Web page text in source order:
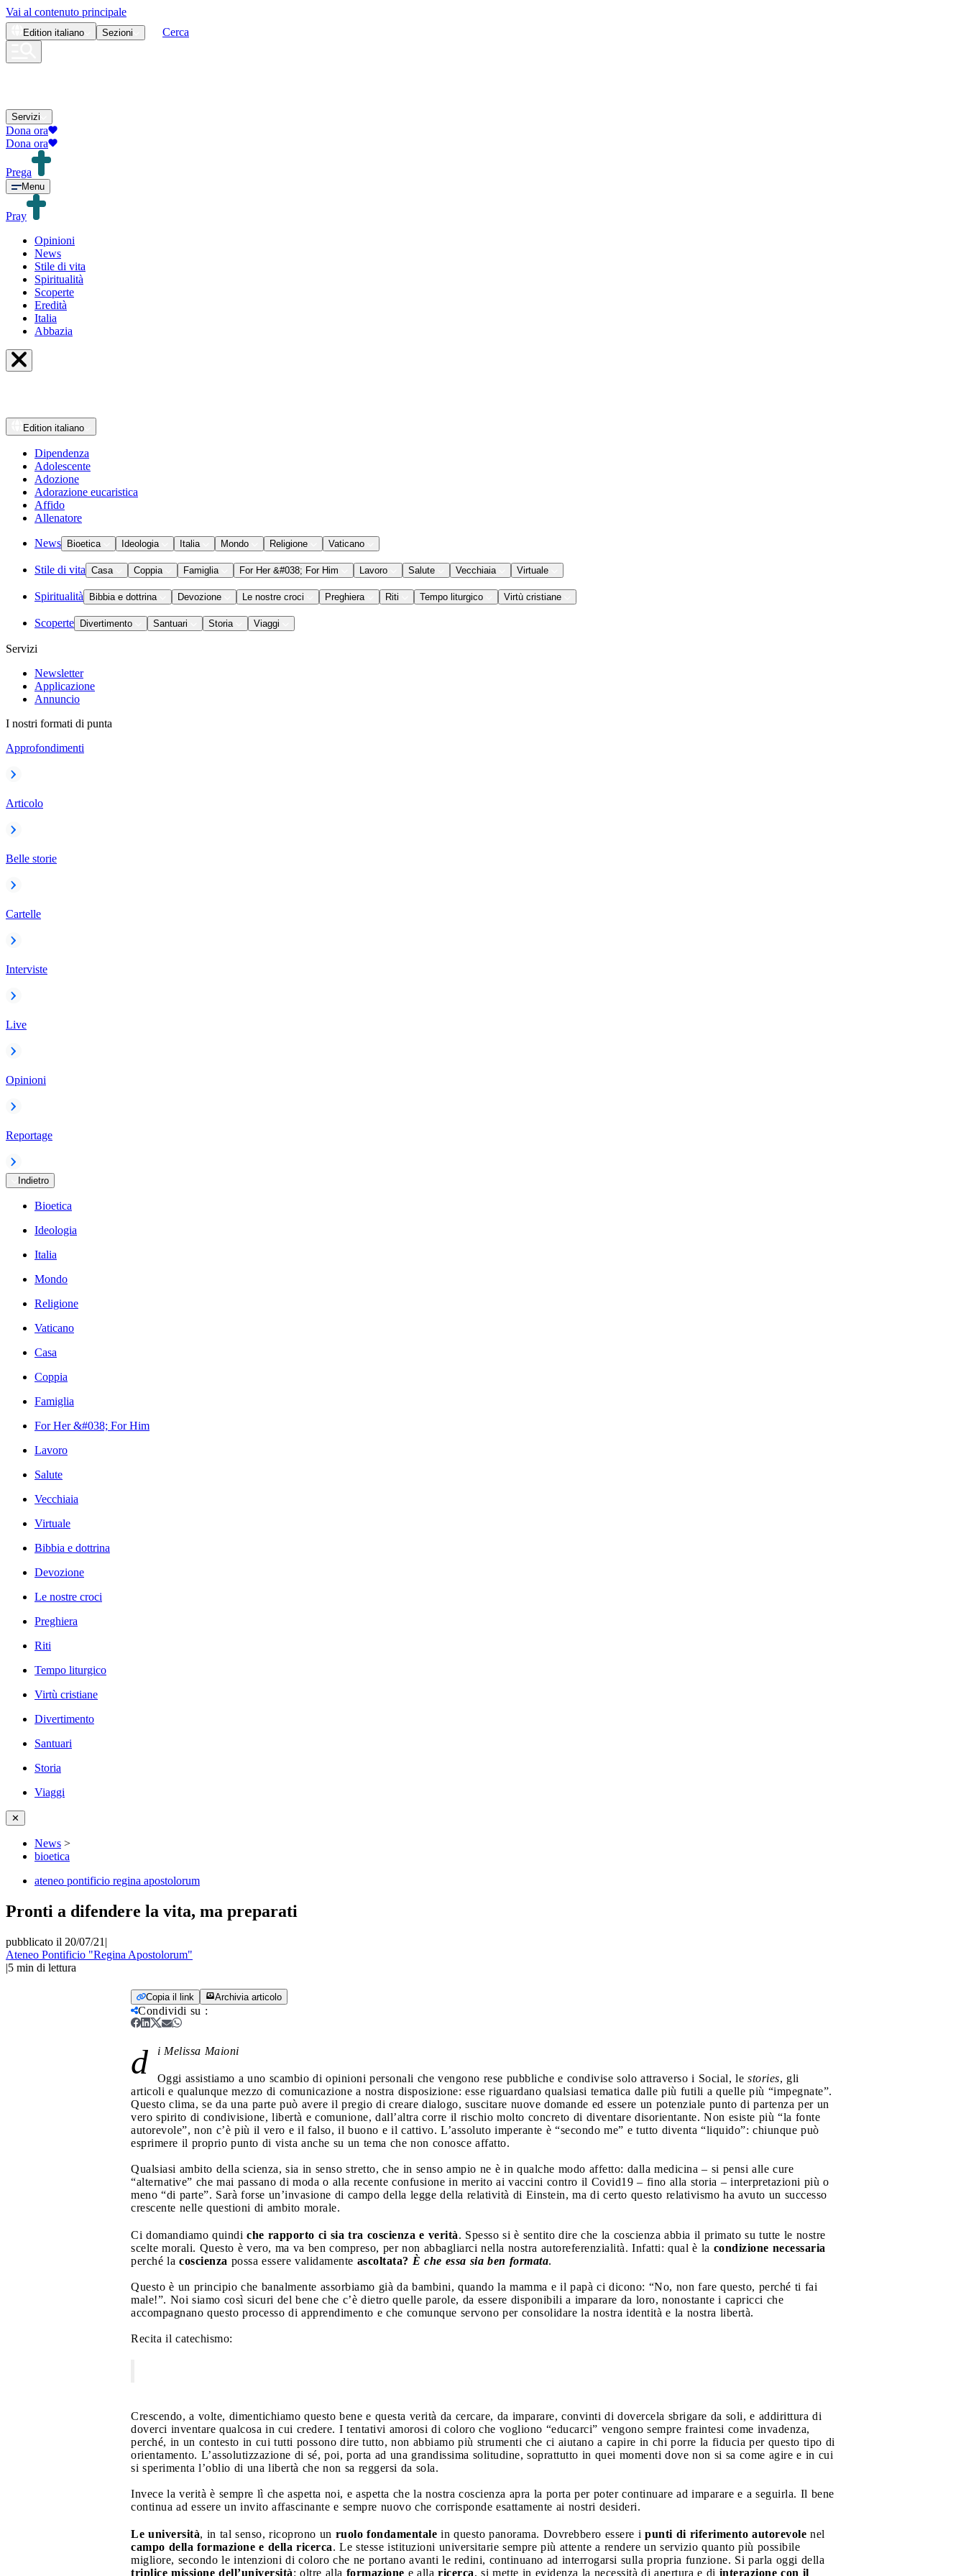
Vai al contenuto principale
Edition italiano Sezioni Cerca
Servizi
Dona ora
Dona ora
Prega
Menu
Pray
Opinioni
News
Stile di vita
Spiritualità
Scoperte
Eredità
Italia
Abbazia
Edition italiano
Dipendenza
Adolescente
Adozione
Adorazione eucaristica
Affido
Allenatore
News Bioetica Ideologia Italia Mondo Religione Vaticano
Stile di vita Casa Coppia Famiglia For Her &#038; For Him Lavoro Salute Vecchiaia Virtuale
Spiritualità Bibbia e dottrina Devozione Le nostre croci Preghiera Riti Tempo liturgico Virtù cristiane
Scoperte Divertimento Santuari Storia Viaggi
Servizi
Newsletter
Applicazione
Annuncio
I nostri formati di punta
Approfondimenti
Articolo
Belle storie
Cartelle
Interviste
Live
Opinioni
Reportage
Indietro
Bioetica
Ideologia
Italia
Mondo
Religione
Vaticano
Casa
Coppia
Famiglia
For Her &#038; For Him
Lavoro
Salute
Vecchiaia
Virtuale
Bibbia e dottrina
Devozione
Le nostre croci
Preghiera
Riti
Tempo liturgico
Virtù cristiane
Divertimento
Santuari
Storia
Viaggi
✕
News >
bioetica
ateneo pontificio regina apostolorum
Pronti a difendere la vita, ma preparati
pubblicato il 20/07/21 |
Ateneo Pontificio "Regina Apostolorum"
|5 min di lettura
Copia il link Archivia articolo
Condividi su :
d i Melissa Maioni
Oggi assistiamo a uno scambio di opinioni personali che vengono rese pubbliche e condivise solo attraverso i Social, le stories, gli
articoli e qualunque mezzo di comunicazione a nostra disposizione: esse riguardano qualsiasi tematica dalle più futili a quelle più “impegnate”.
Questo clima, se da una parte può avere il pregio di creare dialogo, suscitare nuove domande ed essere un potenziale punto di partenza per un
vero spirito di condivisione, libertà e comunione, dall’altra corre il rischio molto concreto di diventare disorientante. Non esiste più “la fonte
autorevole”, non c’è più il vero e il falso, il buono e il cattivo. L’assoluto imperante è “secondo me” e tutto diventa “liquido”: chiunque può
esprimere il proprio punto di vista anche su un tema che non conosce affatto.
Qualsiasi ambito della scienza, sia in senso stretto, che in senso ampio ne è in qualche modo affetto: dalla medicina – si pensi alle cure
“alternative” che mai passano di moda o alla recente confusione in merito ai vaccini contro il Covid19 – fino alla storia – interpretazioni più o
meno “di parte”. Sarà forse un’invasione di campo della legge della relatività di Einstein, ma di certo questo relativismo ha avuto un successo
crescente nelle questioni di ambito morale.
Ci domandiamo quindi che rapporto ci sia tra coscienza e verità. Spesso si è sentito dire che la coscienza abbia il primato su tutte le nostre
scelte morali. Questo è vero, ma va ben compreso, per non abbagliarci nella nostra autoreferenzialità. Infatti: qual è la condizione necessaria
perché la coscienza possa essere validamente ascoltata? È che essa sia ben formata.
Questo è un principio che banalmente assorbiamo già da bambini, quando la mamma e il papà ci dicono: “No, non fare questo, perché ti fai
male!”. Noi siamo così sicuri del bene che c’è dietro quelle parole, da essere disponibili a imparare da loro, nonostante i capricci che
accompagnano questo processo di apprendimento e che comunque servono per consolidare la nostra identità e la nostra libertà.
Recita il catechismo:
Crescendo, a volte, dimentichiamo questo bene e questa verità da cercare, da imparare, convinti di dovercela sbrigare da soli, e addirittura di
doverci inventare qualcosa in cui credere. I tentativi amorosi di coloro che vogliono “educarci” vengono sempre fraintesi come invadenza,
perché, in un contesto in cui tutti possono dire tutto, non abbiamo più strumenti che ci aiutano a capire in chi porre la fiducia per questo tipo di
orientamento. L’assolutizzazione di sé, poi, porta ad una grandissima solitudine, soprattutto in quei momenti dove non si sa come agire e in cui
si sperimenta l’oblio di una libertà che non sa reggersi da sola.
Invece la verità è sempre lì che aspetta noi, e aspetta che la nostra coscienza apra la porta per poter continuare ad imparare e a seguirla. Il bene
continua ad essere un invito affascinante e sempre nuovo che corrisponde esattamente ai nostri desideri.
Le università, in tal senso, ricoprono un ruolo fondamentale in questo panorama. Dovrebbero essere i punti di riferimento autorevole nel
campo della formazione e della ricerca. Le stesse istituzioni universitarie sempre più attente a rendere un servizio quanto più possibile
migliore, secondo le intenzioni di coloro che ne portano avanti le redini, continuano ad interrogarsi sulla propria funzione. Si parla oggi della
triplice missione dell’università: oltre alla formazione e alla ricerca, si mette in evidenza la necessità di apertura e di interazione con il